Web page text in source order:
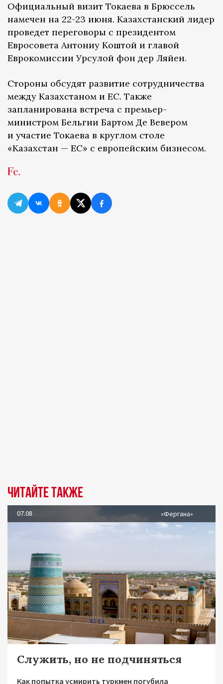
Официальный визит Токаева в Брюссель
намечен на 22-23 июня. Казахстанский лидер
проведет переговоры с президентом
Евросовета Антониу Коштой и главой
Еврокомиссии Урсулой фон дер Ляйен.
Стороны обсудят развитие сотрудничества
между Казахстаном и ЕС. Также
запланирована встреча с премьер-
министром Бельгии Бартом Де Вевером
и участие Токаева в круглом столе
«Казахстан — ЕС» с европейским бизнесом.
Читайте также
07.08 «Фергана»
Служить, но не подчиняться
Как попытка усмирить туркмен погубила